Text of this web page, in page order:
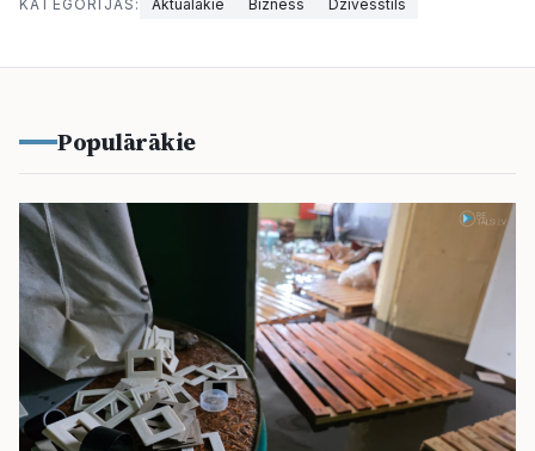
KATEGORIJAS: Aktuālākie Bizness Dzīvesstils
Populārākie